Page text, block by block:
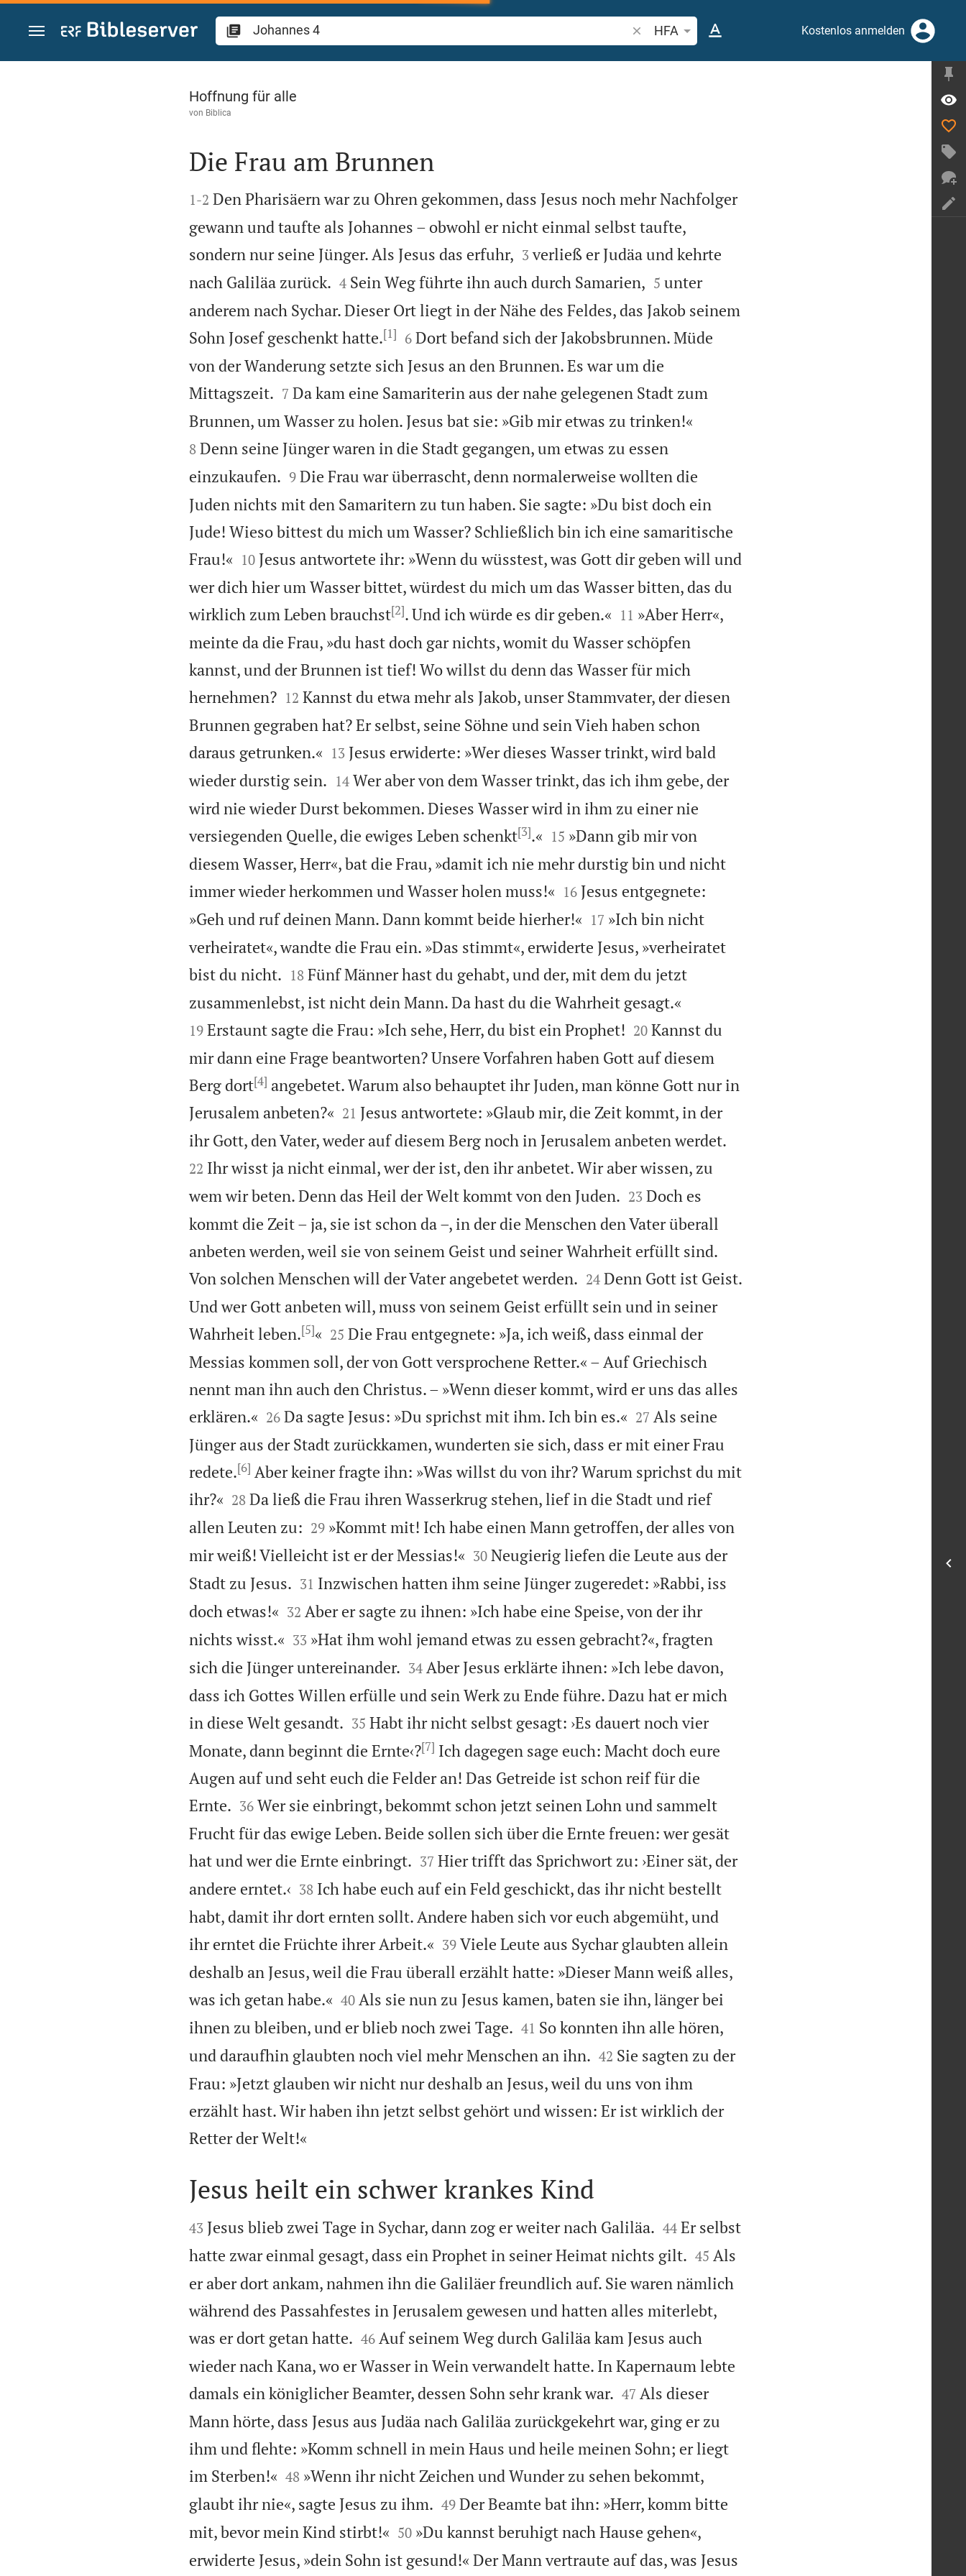
Zum Inhalt springen
Bibelstelle oder Begriff suchen
HFA Kostenlos anmelden
Johannes 4
Hoffnung für alle
von Biblica

Die Frau am Brunnen

1-2 Den Pharisäern war zu Ohren gekommen, dass Jesus noch mehr Nachfolger
gewann und taufte als Johannes – obwohl er nicht einmal selbst taufte,
sondern nur seine Jünger. Als Jesus das erfuhr,
3 verließ er Judäa und kehrte
nach Galiläa zurück.
4 Sein Weg führte ihn auch durch Samarien,
5 unter
anderem nach Sychar. Dieser Ort liegt in der Nähe des Feldes, das Jakob seinem
Sohn Josef geschenkt hatte.[1]
6 Dort befand sich der Jakobsbrunnen. Müde
von der Wanderung setzte sich Jesus an den Brunnen. Es war um die
Mittagszeit.
7 Da kam eine Samariterin aus der nahe gelegenen Stadt zum
Brunnen, um Wasser zu holen. Jesus bat sie: »Gib mir etwas zu trinken!«
8 Denn seine Jünger waren in die Stadt gegangen, um etwas zu essen
einzukaufen.
9 Die Frau war überrascht, denn normalerweise wollten die
Juden nichts mit den Samaritern zu tun haben. Sie sagte: »Du bist doch ein
Jude! Wieso bittest du mich um Wasser? Schließlich bin ich eine samaritische
Frau!«
10 Jesus antwortete ihr: »Wenn du wüsstest, was Gott dir geben will und
wer dich hier um Wasser bittet, würdest du mich um das Wasser bitten, das du
wirklich zum Leben brauchst[2]. Und ich würde es dir geben.«
11 »Aber Herr«,
meinte da die Frau, »du hast doch gar nichts, womit du Wasser schöpfen
kannst, und der Brunnen ist tief! Wo willst du denn das Wasser für mich
hernehmen?
12 Kannst du etwa mehr als Jakob, unser Stammvater, der diesen
Brunnen gegraben hat? Er selbst, seine Söhne und sein Vieh haben schon
daraus getrunken.«
13 Jesus erwiderte: »Wer dieses Wasser trinkt, wird bald
wieder durstig sein.
14 Wer aber von dem Wasser trinkt, das ich ihm gebe, der
wird nie wieder Durst bekommen. Dieses Wasser wird in ihm zu einer nie
versiegenden Quelle, die ewiges Leben schenkt[3].«
15 »Dann gib mir von
diesem Wasser, Herr«, bat die Frau, »damit ich nie mehr durstig bin und nicht
immer wieder herkommen und Wasser holen muss!«
16 Jesus entgegnete:
»Geh und ruf deinen Mann. Dann kommt beide hierher!«
17 »Ich bin nicht
verheiratet«, wandte die Frau ein. »Das stimmt«, erwiderte Jesus, »verheiratet
bist du nicht.
18 Fünf Männer hast du gehabt, und der, mit dem du jetzt
zusammenlebst, ist nicht dein Mann. Da hast du die Wahrheit gesagt.«
19 Erstaunt sagte die Frau: »Ich sehe, Herr, du bist ein Prophet!
20 Kannst du
mir dann eine Frage beantworten? Unsere Vorfahren haben Gott auf diesem
Berg dort[4] angebetet. Warum also behauptet ihr Juden, man könne Gott nur in
Jerusalem anbeten?«
21 Jesus antwortete: »Glaub mir, die Zeit kommt, in der
ihr Gott, den Vater, weder auf diesem Berg noch in Jerusalem anbeten werdet.
22 Ihr wisst ja nicht einmal, wer der ist, den ihr anbetet. Wir aber wissen, zu
wem wir beten. Denn das Heil der Welt kommt von den Juden.
23 Doch es
kommt die Zeit – ja, sie ist schon da –, in der die Menschen den Vater überall
anbeten werden, weil sie von seinem Geist und seiner Wahrheit erfüllt sind.
Von solchen Menschen will der Vater angebetet werden.
24 Denn Gott ist Geist.
Und wer Gott anbeten will, muss von seinem Geist erfüllt sein und in seiner
Wahrheit leben.[5]«
25 Die Frau entgegnete: »Ja, ich weiß, dass einmal der
Messias kommen soll, der von Gott versprochene Retter.« – Auf Griechisch
nennt man ihn auch den Christus. – »Wenn dieser kommt, wird er uns das alles
erklären.«
26 Da sagte Jesus: »Du sprichst mit ihm. Ich bin es.«
27 Als seine
Jünger aus der Stadt zurückkamen, wunderten sie sich, dass er mit einer Frau
redete.[6] Aber keiner fragte ihn: »Was willst du von ihr? Warum sprichst du mit
ihr?«
28 Da ließ die Frau ihren Wasserkrug stehen, lief in die Stadt und rief
allen Leuten zu:
29 »Kommt mit! Ich habe einen Mann getroffen, der alles von
mir weiß! Vielleicht ist er der Messias!«
30 Neugierig liefen die Leute aus der
Stadt zu Jesus.
31 Inzwischen hatten ihm seine Jünger zugeredet: »Rabbi, iss
doch etwas!«
32 Aber er sagte zu ihnen: »Ich habe eine Speise, von der ihr
nichts wisst.«
33 »Hat ihm wohl jemand etwas zu essen gebracht?«, fragten
sich die Jünger untereinander.
34 Aber Jesus erklärte ihnen: »Ich lebe davon,
dass ich Gottes Willen erfülle und sein Werk zu Ende führe. Dazu hat er mich
in diese Welt gesandt.
35 Habt ihr nicht selbst gesagt: ›Es dauert noch vier
Monate, dann beginnt die Ernte‹?[7] Ich dagegen sage euch: Macht doch eure
Augen auf und seht euch die Felder an! Das Getreide ist schon reif für die
Ernte.
36 Wer sie einbringt, bekommt schon jetzt seinen Lohn und sammelt
Frucht für das ewige Leben. Beide sollen sich über die Ernte freuen: wer gesät
hat und wer die Ernte einbringt.
37 Hier trifft das Sprichwort zu: ›Einer sät, der
andere erntet.‹
38 Ich habe euch auf ein Feld geschickt, das ihr nicht bestellt
habt, damit ihr dort ernten sollt. Andere haben sich vor euch abgemüht, und
ihr erntet die Früchte ihrer Arbeit.«
39 Viele Leute aus Sychar glaubten allein
deshalb an Jesus, weil die Frau überall erzählt hatte: »Dieser Mann weiß alles,
was ich getan habe.«
40 Als sie nun zu Jesus kamen, baten sie ihn, länger bei
ihnen zu bleiben, und er blieb noch zwei Tage.
41 So konnten ihn alle hören,
und daraufhin glaubten noch viel mehr Menschen an ihn.
42 Sie sagten zu der
Frau: »Jetzt glauben wir nicht nur deshalb an Jesus, weil du uns von ihm
erzählt hast. Wir haben ihn jetzt selbst gehört und wissen: Er ist wirklich der
Retter der Welt!«

Jesus heilt ein schwer krankes Kind

43 Jesus blieb zwei Tage in Sychar, dann zog er weiter nach Galiläa.
44 Er selbst
hatte zwar einmal gesagt, dass ein Prophet in seiner Heimat nichts gilt.
45 Als
er aber dort ankam, nahmen ihn die Galiläer freundlich auf. Sie waren nämlich
während des Passahfestes in Jerusalem gewesen und hatten alles miterlebt,
was er dort getan hatte.
46 Auf seinem Weg durch Galiläa kam Jesus auch
wieder nach Kana, wo er Wasser in Wein verwandelt hatte. In Kapernaum lebte
damals ein königlicher Beamter, dessen Sohn sehr krank war.
47 Als dieser
Mann hörte, dass Jesus aus Judäa nach Galiläa zurückgekehrt war, ging er zu
ihm und flehte: »Komm schnell in mein Haus und heile meinen Sohn; er liegt
im Sterben!«
48 »Wenn ihr nicht Zeichen und Wunder zu sehen bekommt,
glaubt ihr nie«, sagte Jesus zu ihm.
49 Der Beamte bat ihn: »Herr, komm bitte
mit, bevor mein Kind stirbt!«
50 »Du kannst beruhigt nach Hause gehen«,
erwiderte Jesus, »dein Sohn ist gesund!« Der Mann vertraute auf das, was Jesus